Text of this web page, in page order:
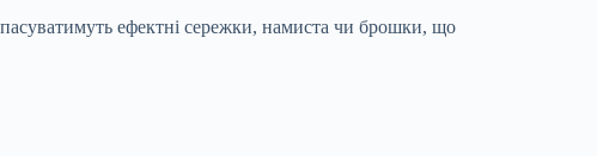
пасуватимуть ефектні сережки, намиста чи брошки, що